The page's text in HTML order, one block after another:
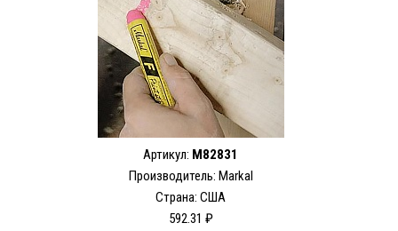
Артикул: M82831
Производитель: Markal
Страна: США
592.31 ₽